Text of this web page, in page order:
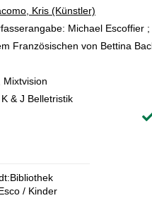
Kris (Künstler)
Michael Escoffier
Französischen von Bettina
Mixtvision
K & J Belletristik
/ Kinder